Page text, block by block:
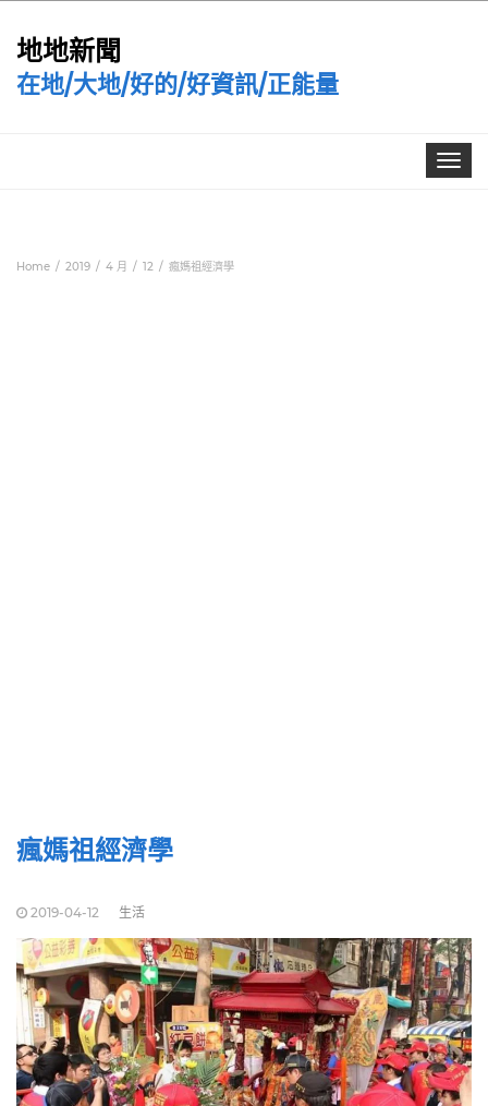
地地新聞
在地/大地/好的/好資訊/正能量
Toggle
Home 2019 4 月 12 瘋媽祖經濟學
瘋媽祖經濟學
2019-04-12 生活